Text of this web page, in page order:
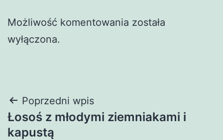
Możliwość komentowania została
wyłączona.
Nawigacja
wpisu
Poprzedni wpis
Łosoś z młodymi ziemniakami i
kapustą